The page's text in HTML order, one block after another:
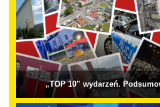
„TOP 10” wydarzeń.